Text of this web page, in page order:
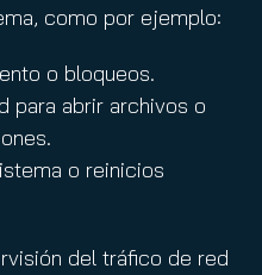
como por ejemplo:
o bloqueos.
para abrir archivos o
o reinicios
del tráfico de red